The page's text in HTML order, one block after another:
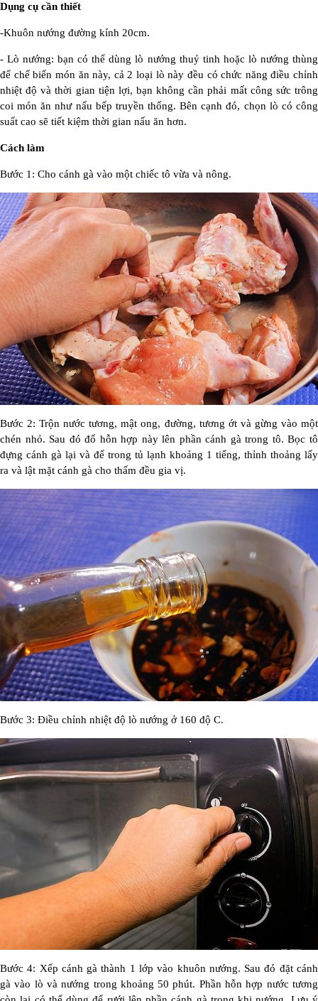
Dụng cụ cần thiết
-Khuôn nướng đường kính 20cm.
- Lò nướng: bạn có thể dùng lò nướng thuỷ tinh hoặc lò nướng thùng
để chế biến món ăn này, cả 2 loại lò này đều có chức năng điều chỉnh
nhiệt độ và thời gian tiện lợi, bạn không cần phải mất công sức trông
coi món ăn như nấu bếp truyền thống. Bên cạnh đó, chọn lò có công
suất cao sẽ tiết kiệm thời gian nấu ăn hơn.
Cách làm
Bước 1: Cho cánh gà vào một chiếc tô vừa và nông.
Bước 2: Trộn nước tương, mật ong, đường, tương ớt và gừng vào một
chén nhỏ. Sau đó đổ hỗn hợp này lên phần cánh gà trong tô. Bọc tô
đựng cánh gà lại và để trong tủ lạnh khoảng 1 tiếng, thỉnh thoảng lấy
ra và lật mặt cánh gà cho thấm đều gia vị.
Bước 3: Điều chỉnh nhiệt độ lò nướng ở 160 độ C.
Bước 4: Xếp cánh gà thành 1 lớp vào khuôn nướng. Sau đó đặt cánh
gà vào lò và nướng trong khoảng 50 phút. Phần hỗn hợp nước tương